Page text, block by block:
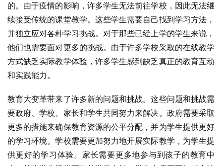
的。由于疫情的影响，许多学生无法前往学校，因此无法继
续接受传统的课堂教学。这些学生需要自己找到学习方法，
并独立应对各种学习挑战。对于那些已经上学的学生来说，
他们也需要面对更多的挑战。由于许多学校采取的在线教学
方式缺乏实际教学体验，许多学生感到缺乏真正的教育互动
和实践能力。
教育大变革带来了许多新的问题和挑战。这些问题和挑战需
要政府、学校、家长和学生共同努力来解决。政府需要采取
更多的措施来确保教育资源的公平分配，并为学生提供更好
的学习环境。学校需要更加努力地开展实际教学，为学生提
供更好的学习体验。家长需要更多地参与到孩子的教育中